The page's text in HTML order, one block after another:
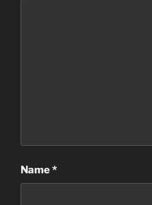
Name*